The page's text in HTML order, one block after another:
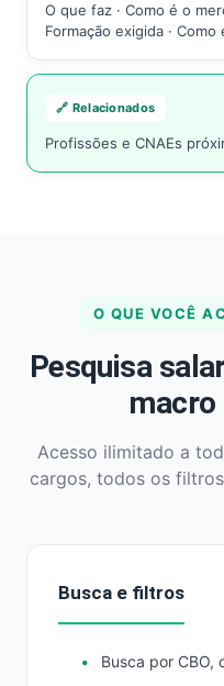
O que faz · Como é o
Formação exigida · Como
🔗 Relacionados
Profissões e CNAEs
O QUE VOCÊ
Pesquisa
macro
Acesso ilimitado a
cargos, todos os
Busca e filtros
Busca por CBO,